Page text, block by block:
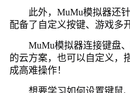
此外，MuMu模拟器还
配备了自定义按键、游戏多
MuMu模拟器连接键盘
的云方案，也可以自定义，
成高难操作！
想要学习如何设置键鼠